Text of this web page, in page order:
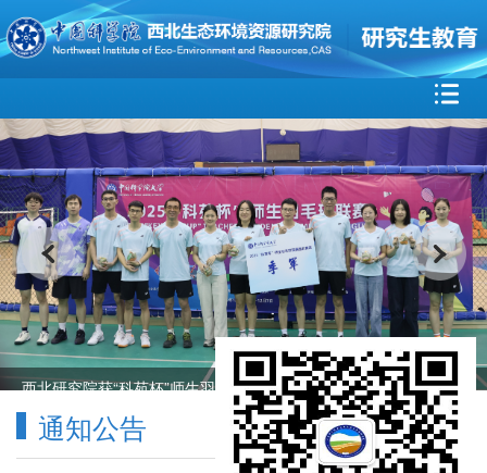
西北研究院获“科苑杯”师生羽毛球联赛西北赛区季军
通知公告 MORE